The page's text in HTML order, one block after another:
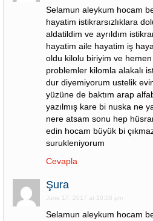
Selamun aleykum hocam
hayatim istikrarsızlıklara
aldatildim ve ayrıldım
hayatim aile hayatim iş
oldu kilolu biriyim ve hemen
problemler kilomla alakalı
dur diyemiyorum ustelik
yüzüne de baktım arap
yazılmış kare bi nuska ne
nere atsam sonu hep
edin hocam büyük bi
surukleniyorum
Cevapla
Şura
June 17, 2017 at 10:58 pm
Selamun aleykum hocam